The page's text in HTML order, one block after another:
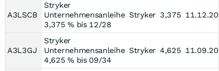
A3LSCB
Stryker
Unternehmensanleihe
3,375 % bis 12/28
Stryker 3,375
A3L3GJ
Stryker
Unternehmensanleihe
4,625 % bis 09/34
Stryker 4,625